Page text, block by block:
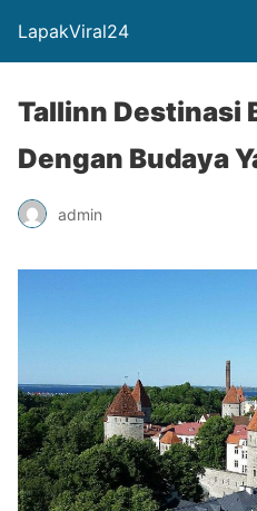
LapakViral24
Tallinn Destinasi
Dengan Budaya
admin